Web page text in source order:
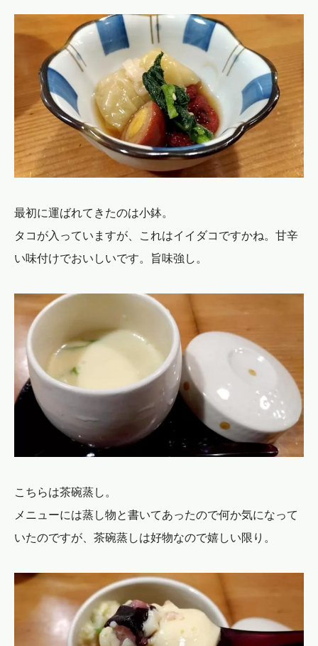
最初に運ばれてきたのは小鉢。
タコが入っていますが、これはイイダコですかね。甘辛
い味付けでおいしいです。旨味強し。
こちらは茶碗蒸し。
メニューには蒸し物と書いてあったので何か気になって
いたのですが、茶碗蒸しは好物なので嬉しい限り。